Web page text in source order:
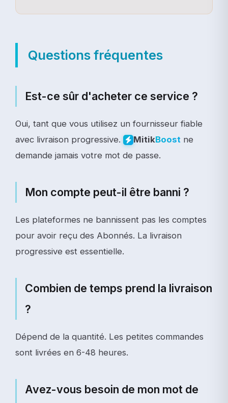
Questions fréquentes
Est-ce sûr d'acheter ce service ?
Oui, tant que vous utilisez un fournisseur fiable
avec livraison progressive.
MitikBoost ne
demande jamais votre mot de passe.
Mon compte peut-il être banni ?
Les plateformes ne bannissent pas les comptes
pour avoir reçu des Abonnés. La livraison
progressive est essentielle.
Combien de temps prend la livraison
?
Dépend de la quantité. Les petites commandes
sont livrées en 6-48 heures.
Avez-vous besoin de mon mot de